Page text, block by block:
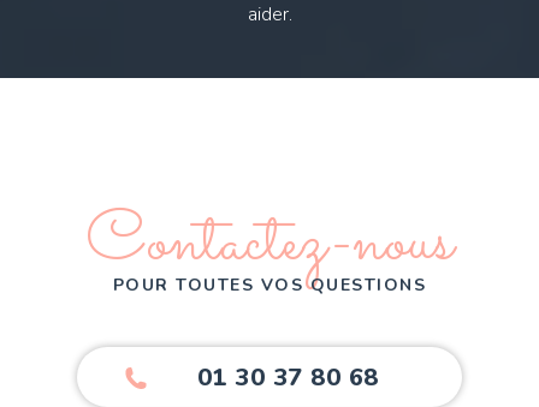
aider.
Contactez-nous
POUR TOUTES VOS QUESTIONS
01 30 37 80 68